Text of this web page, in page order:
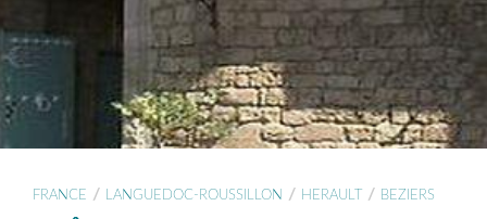
FRANCE / LANGUEDOC-ROUSSILLON / HERAULT / BEZIERS